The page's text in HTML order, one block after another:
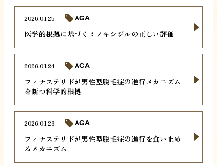
医学的根拠に基づくミノキシジルの正しい評価
2026.01.25 AGA
フィナステリドが男性型脱毛症の進行メカニズム
を断つ科学的根拠
2026.01.24 AGA
フィナステリドが男性型脱毛症の進行を食い止め
るメカニズム
2026.01.23 AGA